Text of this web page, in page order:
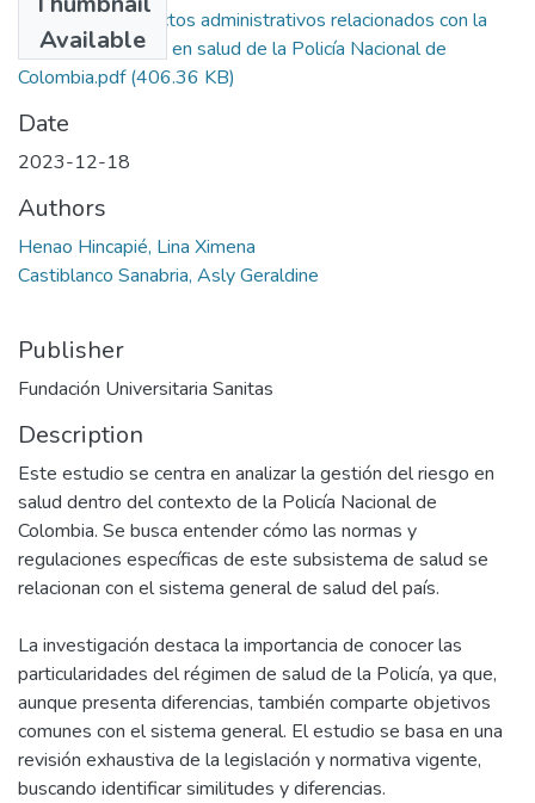
Available
Legislación y actos administrativos relacionados con la
gestión del riesgo en salud de la Policía Nacional de
Colombia.pdf(406.36 KB)
Date
2023-12-18
Authors
Henao Hincapié, Lina Ximena
Castiblanco Sanabria, Asly Geraldine
Publisher
Fundación Universitaria Sanitas
Description
Este estudio se centra en analizar la gestión del riesgo en
salud dentro del contexto de la Policía Nacional de
Colombia. Se busca entender cómo las normas y
regulaciones específicas de este subsistema de salud se
relacionan con el sistema general de salud del país.
La investigación destaca la importancia de conocer las
particularidades del régimen de salud de la Policía, ya que,
aunque presenta diferencias, también comparte objetivos
comunes con el sistema general. El estudio se basa en una
revisión exhaustiva de la legislación y normativa vigente,
buscando identificar similitudes y diferencias.